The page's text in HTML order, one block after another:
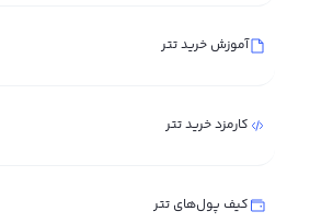
آموزش خرید تتر
کارمزد خرید تتر
کیف پول‌های تتر